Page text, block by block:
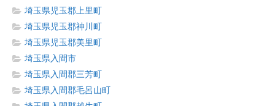
埼玉県児玉郡上里町
埼玉県児玉郡神川町
埼玉県児玉郡美里町
埼玉県入間市
埼玉県入間郡三芳町
埼玉県入間郡毛呂山町